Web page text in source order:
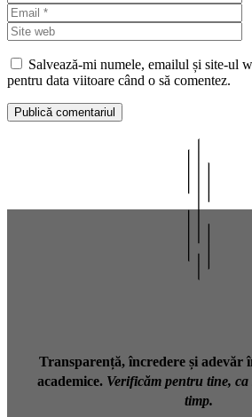
Salvează-mi numele, emailul și site-ul
pentru data viitoare când o să comentez.
Transparență, încredere și adevăr
academice. Verificăm pentru tine,
timp.